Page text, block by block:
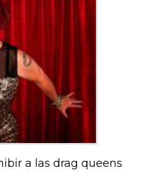
a las drag queens